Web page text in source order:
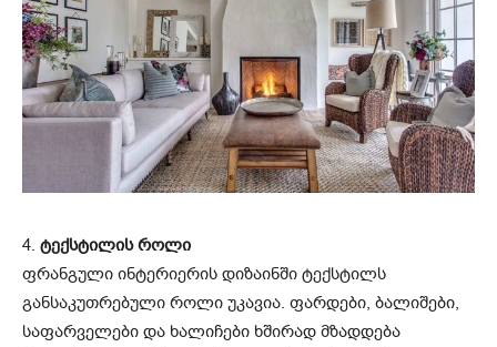
4. ტექსტილის როლი
ფრანგული ინტერიერის დიზაინში ტექსტილს
განსაკუთრებული როლი უკავია. ფარდები, ბალიშები,
საფარველები და ხალიჩები ხშირად მზადდება